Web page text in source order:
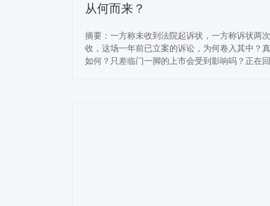
从何而来？
摘要：一方称未收到法院起诉状，一方称诉状两
收，这场一年前已立案的诉讼，为何卷入其中？
如何？只差临门一脚的上市会受到影响吗？正在